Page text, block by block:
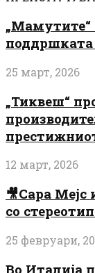
„Мамутите“
25 март, 2026
„Тиквеш“
12 март, 2026
🎥Сара
со
25 февруари,
Во Италија